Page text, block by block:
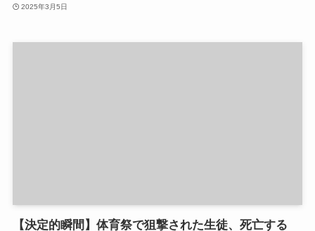
2025年3月5日
【決定的瞬間】体育祭で狙撃された生徒、死亡する